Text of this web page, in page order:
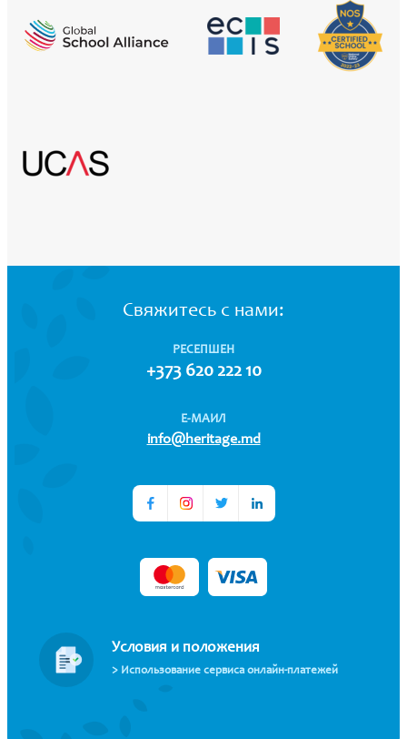
Свяжитесь с нами:
РЕСЕПШЕН
+373 620 222 10
Е-МАИЛ
info@heritage.md
Условия и положения
> Использование сервиса онлайн-платежей